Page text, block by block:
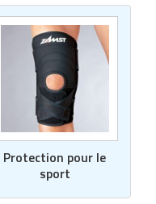
Protection pour le
sport